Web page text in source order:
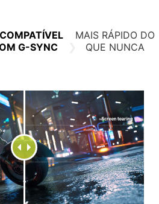
COMPATÍVEL
G-SYNC
MAIS RÁPIDO DO
QUE NUNCA
DE
QD-OLED
ANTIRREFLEXO
LCD CONVENCIONAL